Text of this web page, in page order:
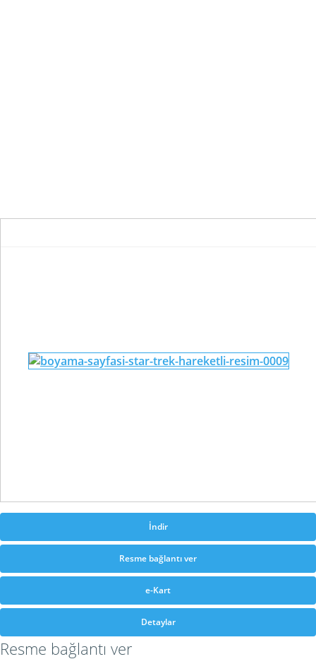
İndir
Resme bağlantı ver
e-Kart
Detaylar
Resme bağlantı ver